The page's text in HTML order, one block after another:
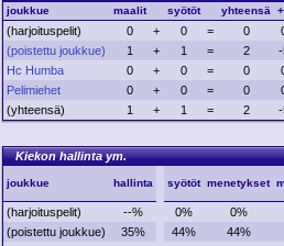
joukkue maalit syötöt yhteensä
(harjoituspelit) 0 + 0 = 0
(poistettu joukkue)
1 + 1 = 2
Hc Humba
0 + 0 = 0
Pelimiehet
0 + 0 = 0
(yhteensä)
1 + 1 = 2
Kiekon hallinta ym.
joukkue hallinta syötöt menetykset
(harjoituspelit) --% 0%
0%
(poistettu joukkue)
35% 44%
44%